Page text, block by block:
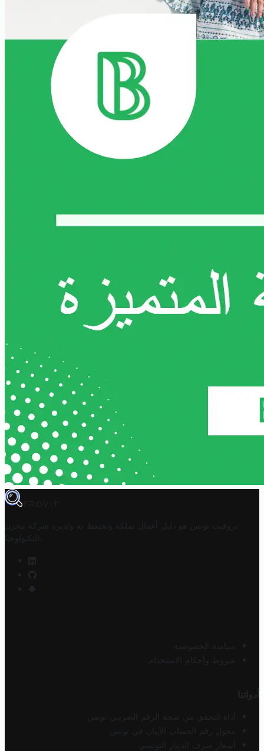
TROVIT
تروفيت تونس هو دليل أعمال تملكه وتحتفظ به وتديره
شركة مخزن
التكنولوجيا
سياسة الخصوصية
شروط وأحكام الاستخدام
أدواتنا
أداة التحقق من صحة الرقم الضريبي تونس
محول رقم الحساب الآيبان في تونس
أسعار صرف الدينار التونسي